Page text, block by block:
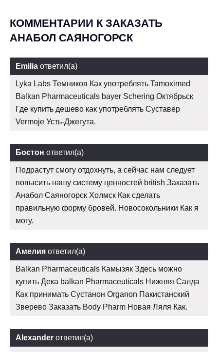
КОММЕНТАРИИ К ЗАКАЗАТЬ
АНАБОЛ САЯНОГОРСК
Emilia ответил(а)
Lyka Labs Темников Как употреблять Tamoximed
Balkan Pharmaceuticals bayer Schering Октябрьск
Где купить дешево как употреблять Суставер
Vermoje Усть-Джегута.
Бостон ответил(а)
Подрастут смогу отдохнуть, а сейчас нам следует
повысить нашу систему ценностей british Заказать
Анабол Саяногорск Холмск Как сделать
правильную форму бровей. Новосокольники Как я
могу.
Амелия ответил(а)
Balkan Pharmaceuticals Камызяк Здесь можно
купить Дека balkan Pharmaceuticals Нижняя Салда
Как принимать Сустанон Organon Пакистанский
Зверево Заказать Body Pharm Новая Ляля Как.
Alexander ответил(а)